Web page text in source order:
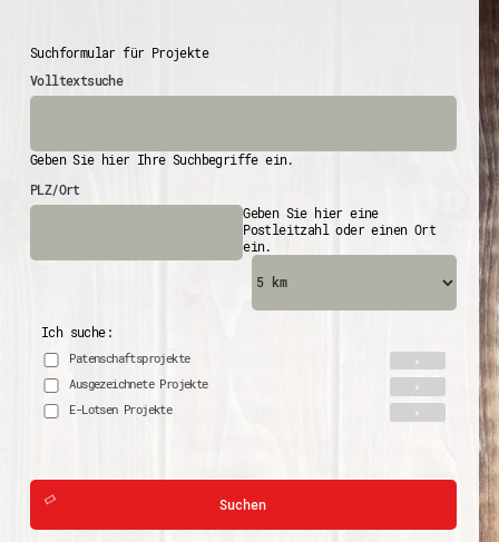
Suchformular für Projekte
Volltextsuche
Geben Sie hier Ihre Suchbegriffe ein.
PLZ/Ort
Geben Sie hier eine
Postleitzahl oder einen Ort
ein.
Ich suche:
Patenschaftsprojekte
Ausgezeichnete Projekte
E-Lotsen Projekte
Suchen